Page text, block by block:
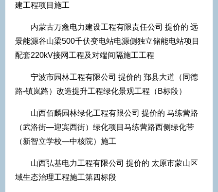
建工程项目施工
内蒙古万鑫电力建设工程有限责任公司 提价的 远
景能源谷山梁500千伏变电站电源侧独立储能电站项目
配套220kV接网工程及对端间隔施工工程
宁波市园林工程有限公司 提价的 鄞县大道（同德
路-镇岚路）改造提升工程绿化景观工程（B标段）
山西佰麟园林绿化工程有限公司 提价的 马练营路
（武洛街—迎宾西街）绿化项目马练营路西侧绿化带
（新智立学校—中核院）施工
山西弘基电力工程有限公司 提价的 太原市蒙山区
域生态治理工程施工第四标段